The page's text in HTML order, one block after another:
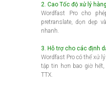
2. Cao Tốc độ xử lý
Wordfast Pro cho
pretranslate, dọn dẹp
nhanh.
3. Hỗ trợ cho các định
Wordfast Pro có thể xử
tập tin hơn bao giờ hết,
TTX.